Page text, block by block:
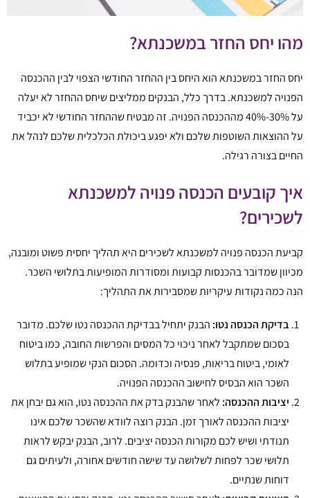
מהו יחס החזר במשכנתא?
יחס החזר במשכנתא הוא היחס בין ההחזר החודשי הצפוי לבין ההכנסה
הפנויה למשכנתא. בדרך כלל, הבנקים ממליצים שיחס ההחזר לא יעלה
על 30%-40% מההכנסה הפנויה. זה מבטיח שההחזר החודשי לא יכביד
על ההוצאות השוטפות שלכם ולא יפגע ביכולת הכלכלית שלכם לנהל את
החיים בצורה רגילה.
איך קובעים הכנסה פנויה למשכנתא
לשכירים?
קביעת הכנסה פנויה למשכנתא לשכירים היא תהליך יחסית פשוט ומובנה,
מכיוון שמדובר בהכנסות קבועות ומסודרות המופיעות בתלושי השכר.
הנה כמה נקודות עיקריות שמסבירות את התהליך:
בדיקת הכנסה נטו: הבנק יתחיל בבדיקת ההכנסה נטו שלכם. מדובר
בסכום שמתקבל לאחר ניכוי כל המסים והפרשות החובה, כמו ביטוח
לאומי, ביטוח בריאות, פנסיה וכדומה. הסכום הנקי שמופיע בתלוש
השכר הוא הבסיס לחישוב ההכנסה הפנויה.
יציבות ההכנסה: לאחר שהבנק בדק את ההכנסה נטו, הוא גם יבחן את
יציבות ההכנסה לאורך זמן. הבנק רוצה לוודא שהשכר שלכם אינו
תנודתי ושיש לכם מקורות הכנסה יציבים. לרוב, הבנק יבקש לראות
תלושי שכר לפחות לשלושה עד שישה חודשים אחורה, ולעיתים גם
דוחות שנתיים.